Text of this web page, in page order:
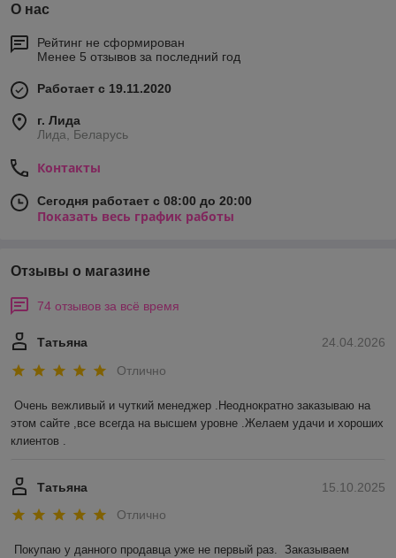
О нас
Рейтинг не сформирован
Менее 5 отзывов за последний год
Работает с 19.11.2020
г. Лида
Лида, Беларусь
Контакты
Сегодня работает с 08:00 до 20:00
Показать весь график работы
Отзывы о магазине
74 отзывов за всё время
24.04.2026
Татьяна
Отлично
Очень вежливый и чуткий менеджер .Неоднократно заказываю на
этом сайте ,все всегда на высшем уровне .Желаем удачи и хороших
клиентов .
15.10.2025
Татьяна
Отлично
Покупаю у данного продавца уже не первый раз.  Заказываем